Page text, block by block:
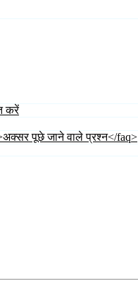
करें
पूछे जाने वाले प्रश्न</faq>